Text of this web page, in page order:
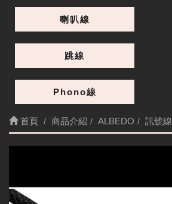
喇叭線
跳線
Phono線
首頁 商品介紹 ALBEDO 訊號線